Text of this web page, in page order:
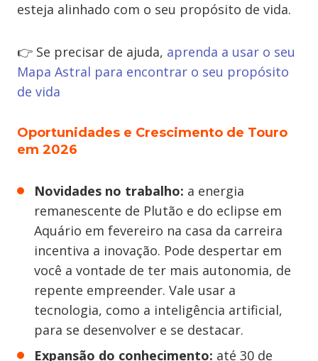
esteja alinhado com o seu propósito de vida.
👉 Se precisar de ajuda, aprenda a usar o seu
Mapa Astral para encontrar o seu propósito
de vida
Oportunidades e Crescimento de Touro
em 2026
Novidades no trabalho: a energia
remanescente de Plutão e do eclipse em
Aquário em fevereiro na casa da carreira
incentiva a inovação. Pode despertar em
você a vontade de ter mais autonomia, de
repente empreender. Vale usar a
tecnologia, como a inteligência artificial,
para se desenvolver e se destacar.
Expansão do conhecimento: até 30 de